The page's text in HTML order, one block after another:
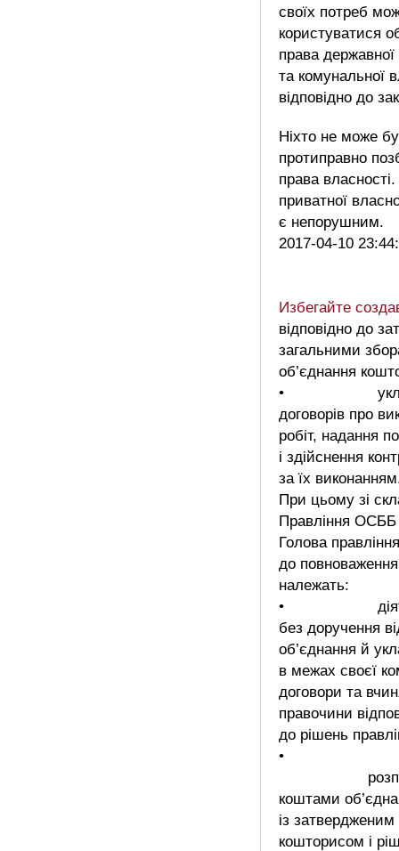
своїх потреб
користуватися
права державної
та комунальної
відповідно до
Ніхто не може
протиправно
права
приватної
є непорушним.
2017-04-10
Избегайте
відповідно до
загальними
об’єднання
•
договорів про
робіт, надання
і здійснення
за їх
При цьому зі
Правління ОСББ
Голова
до повноваження
належать:
•
без доручення
об’єднання й
в межах своєї
договори та
правочини
до рішень
•
коштами
із затвердженим
кошторисом і